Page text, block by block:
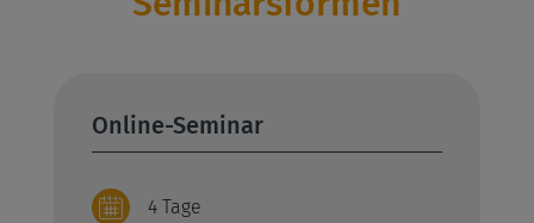
Online-Seminar
4 Tage